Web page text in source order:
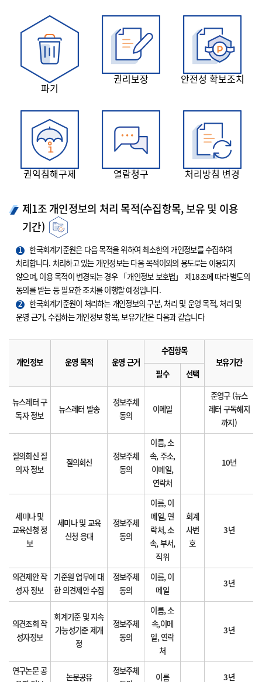
파기
권리보장 안전성 확보조치
권익침해구제 열람청구 처리방침 변경
제1조 개인정보의 처리 목적(수집항목, 보유 및 이용
기간)
1
한국회계기준원은 다음 목적을 위하여 최소한의 개인정보를 수집하여
처리합니다. 처리하고 있는 개인정보는 다음 목적이외의 용도로는 이용되지
않으며, 이용 목적이 변경되는 경우 「개인정보 보호법」 제18조에 따라 별도의
동의를 받는 등 필요한 조치를 이행할 예정입니다.
2
한국회계기준원이 처리하는 개인정보의 구분, 처리 및 운영 목적, 처리 및
운영 근거, 수집하는 개인정보 항목, 보유기간은 다음과 같습니다
개인정보 운영 목적 운영 근거
수집항목
보유기간
필수
선택
뉴스레터 구
독자 정보
뉴스레터 발송
정보주체
동의
이메일
준영구 (뉴스
레터 구독해지
까지)
질의회신 질
의자 정보
질의회신
정보주체
동의
이름, 소
속, 주소,
이메일,
연락처
10년
세미나 및
교육신청 정
보
세미나 및 교육
신청 응대
정보주체
동의
이름, 이
메일, 연
락처, 소
속, 부서,
직위
회계
사번
호
3년
의견제안 작
성자 정보
기준원 업무에 대
한 의견제안 수집
정보주체
동의
이름, 이
메일
3년
의견조회 작
성자정보
회계기준 및 지속
가능성기준 제개
정
정보주체
동의
이름, 소
속,이메
일, 연락
처
3년
연구논문 공
논문공유
정보주체
이름 3년